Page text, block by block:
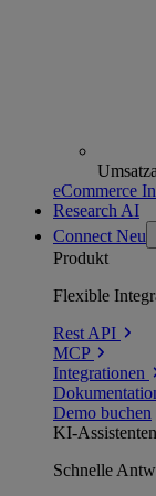
eCommerce
Research AI
Connect Neu
Produkt
Flexible
Rest API
MCP
Integrationen
Demo buchen
KI-Assistenten
Schnelle